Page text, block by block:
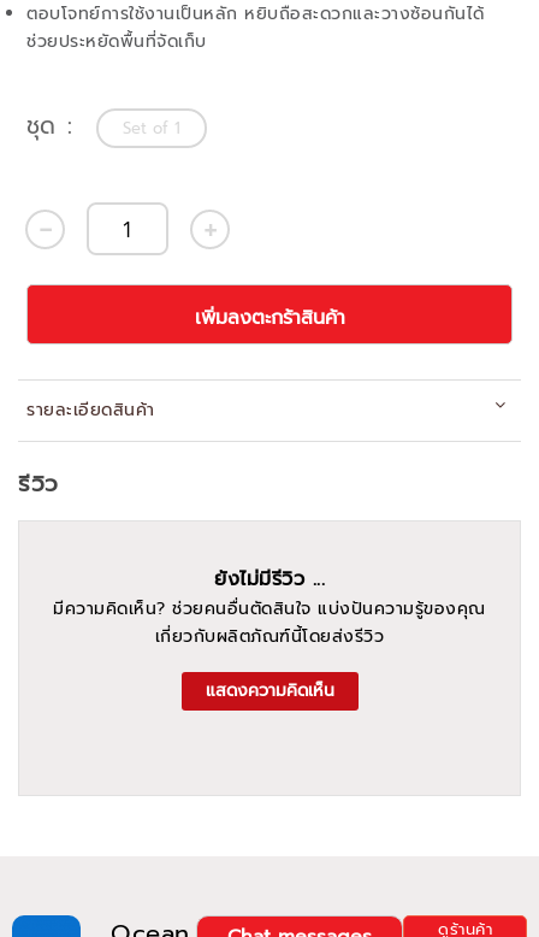
ตอบโจทย์การใช้งานเป็นหลัก หยิบถือสะดวกและวางซ้อนกันได้
ช่วยประหยัดพื้นที่จัดเก็บ
ชุด Set of 1
เพิ่มลงตะกร้าสินค้า
รายละเอียดสินค้า
ดูร้านค้า
รีวิว
ยังไม่มีรีวิว ...
มีความคิดเห็น? ช่วยคนอื่นตัดสินใจ แบ่งปันความรู้ของคุณ
เกี่ยวกับผลิตภัณฑ์นี้โดยส่งรีวิว
แสดงความคิดเห็น